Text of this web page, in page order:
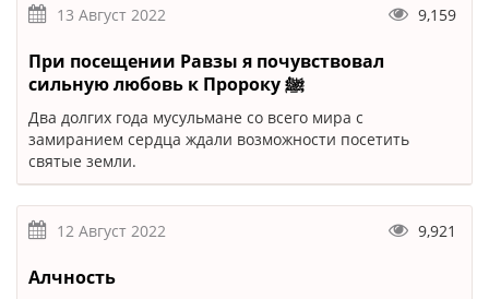
13 Август 2022 9,159
При посещении Равзы я почувствовал
сильную любовь к Пророку ﷺ
Два долгих года мусульмане со всего мира с
замиранием сердца ждали возможности посетить
святые земли.
12 Август 2022 9,921
Алчность